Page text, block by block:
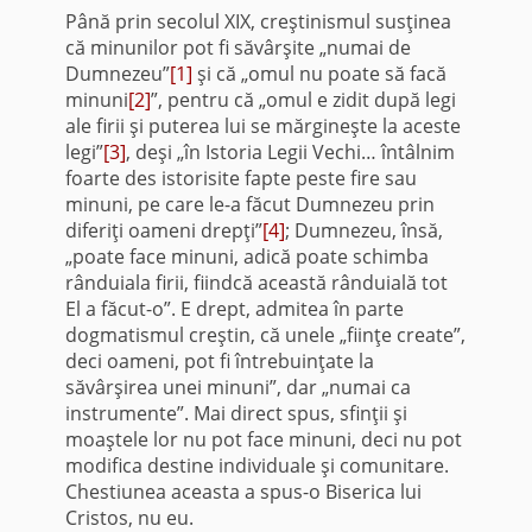
Până prin secolul XIX, creştinismul susţinea
că minunilor pot fi săvârşite „numai de
Dumnezeu”[1] şi că „omul nu poate să facă
minuni[2]”, pentru că „omul e zidit după legi
ale firii şi puterea lui se mărgineşte la aceste
legi”[3], deşi „în Istoria Legii Vechi… întâlnim
foarte des istorisite fapte peste fire sau
minuni, pe care le-a făcut Dumnezeu prin
diferiţi oameni drepţi”[4]; Dumnezeu, însă,
„poate face minuni, adică poate schimba
rânduiala firii, fiindcă această rânduială tot
El a făcut-o”. E drept, admitea în parte
dogmatismul creştin, că unele „fiinţe create”,
deci oameni, pot fi întrebuinţate la
săvârşirea unei minuni”, dar „numai ca
instrumente”. Mai direct spus, sfinţii şi
moaştele lor nu pot face minuni, deci nu pot
modifica destine individuale şi comunitare.
Chestiunea aceasta a spus-o Biserica lui
Cristos, nu eu.